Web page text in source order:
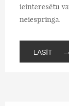
ieinteresētu
neiespringa.
LASĪT